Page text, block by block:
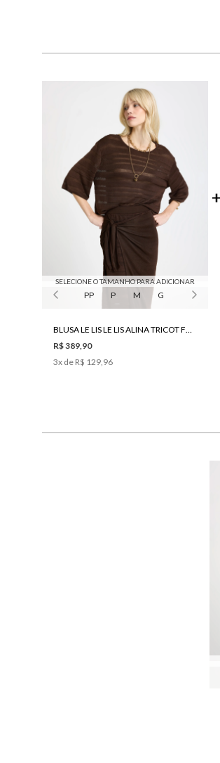
SELECIONE O TAMANHO PARA ADICIONAR
PP P M G
BLUSA LE LIS LE LIS ALINA TRICOT FEMININA
R$ 389,90
3x de R$ 129,96